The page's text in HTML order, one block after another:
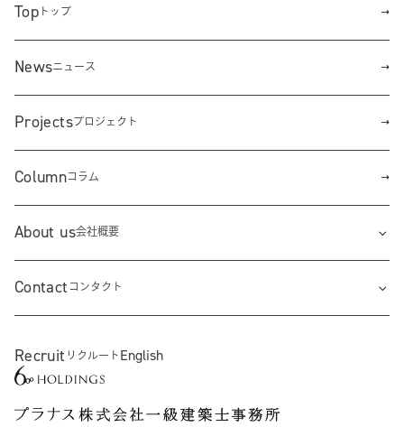
Top トップ
Projectsプロジェクト
About us会社概要
Newsニュース
Columnコラム
Contact コンタクト
Recruit リクルート English